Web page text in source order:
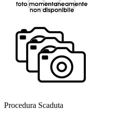
Procedura Scaduta